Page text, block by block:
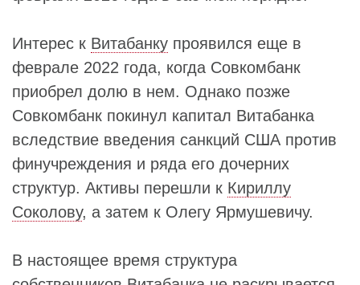
Интерес к Витабанку проявился еще в
феврале 2022 года, когда Совкомбанк
приобрел долю в нем. Однако позже
Совкомбанк покинул капитал Витабанка
вследствие введения санкций США против
финучреждения и ряда его дочерних
структур. Активы перешли к Кириллу
Соколову, а затем к Олегу Ярмушевичу.
В настоящее время структура